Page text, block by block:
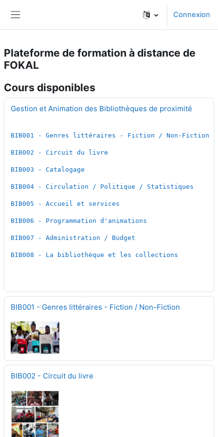
Connexion
Plateforme de formation à distance de
FOKAL
Cours disponibles
Gestion et Animation des Bibliothèques de proximité
BIB001 - Genres littéraires - Fiction / Non-Fiction
BIB002 - Circuit du livre
BIB003 - Catalogage
BIB004 - Circulation / Politique / Statistiques
BIB005 - Accueil et services
BIB006 - Programmation d'animations
BIB007 - Administration / Budget
BIB008 - La bibliothèque et les collections
BIB001 - Genres littéraires - Fiction / Non-Fiction
BIB002 - Circuit du livre